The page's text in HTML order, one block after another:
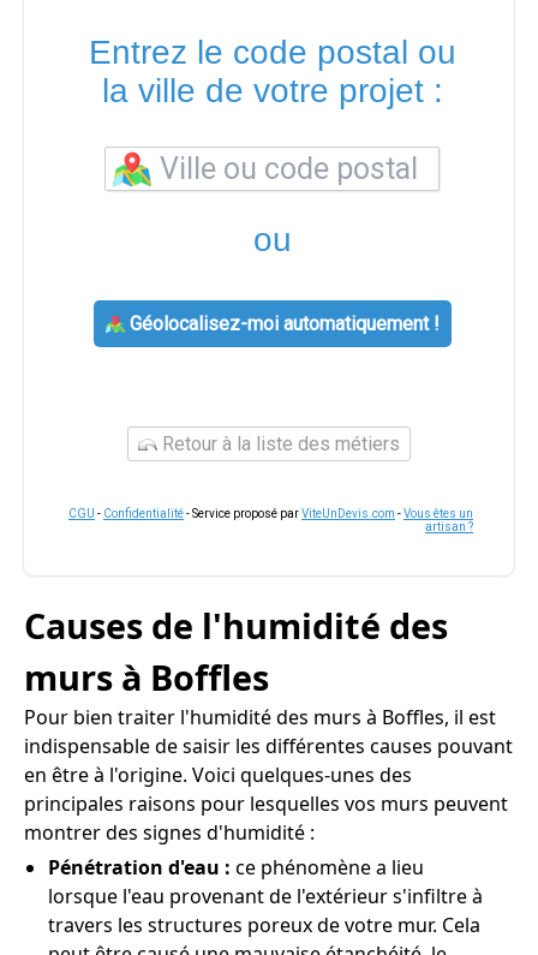
Entrez le code postal ou
la ville de votre projet :
ou
Géolocalisez-moi automatiquement !
Retour à la liste des métiers
CGU - Confidentialité- Service proposé parViteUnDevis.com -Vous êtes un
artisan ?
Causes de l'humidité des
murs à Boffles
Pour bien traiter l'humidité des murs à Boffles, il est
indispensable de saisir les différentes causes pouvant
en être à l'origine. Voici quelques-unes des
principales raisons pour lesquelles vos murs peuvent
montrer des signes d'humidité :
Pénétration d'eau : ce phénomène a lieu
lorsque l'eau provenant de l'extérieur s'infiltre à
travers les structures poreux de votre mur. Cela